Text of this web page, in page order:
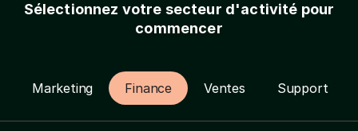
Sélectionnez votre secteur d'activité pour
commencer
Marketing Finance Ventes Support